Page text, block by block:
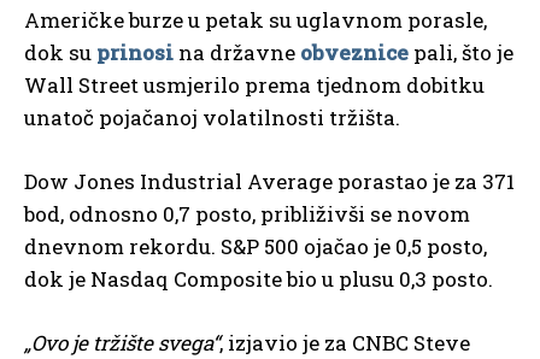
Američke burze u petak su uglavnom porasle,
dok su prinosi na državne obveznice pali, što je
Wall Street usmjerilo prema tjednom dobitku
unatoč pojačanoj volatilnosti tržišta.
Dow Jones Industrial Average porastao je za 371
bod, odnosno 0,7 posto, približivši se novom
dnevnom rekordu. S&P 500 ojačao je 0,5 posto,
dok je Nasdaq Composite bio u plusu 0,3 posto.
„Ovo je tržište svega“, izjavio je za CNBC Steve